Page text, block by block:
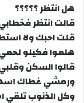
هل انتظر ؟؟؟؟؟
قالت انتظر
قلت احبك ولا
هلموا فكيلو
قالوا السكن
ورمشي غطاك
وكل الذنوب